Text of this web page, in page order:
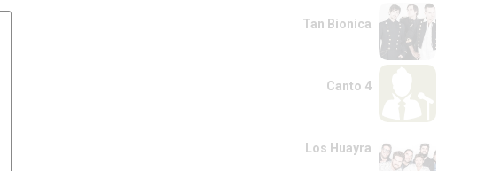
Tan Bionica
Canto 4
Los Huayra